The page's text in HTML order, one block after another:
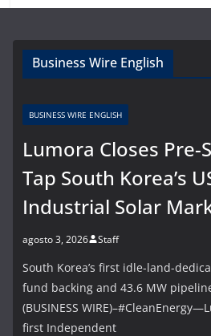
Business Wire English
BUSINESS WIRE ENGLISH
Lumora Closes Pre-
Tap South Korea’s
Industrial Solar
agosto 3, 2026 Staff
South Korea’s first idle-land-
fund backing and 43.6 MW
(BUSINESS
first Independent